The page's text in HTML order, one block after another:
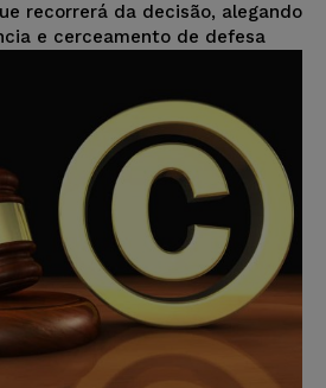
recorrerá da decisão, alegando
e cerceamento de defesa